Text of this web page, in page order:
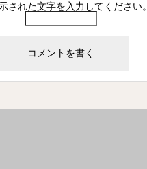
された文字を入力してください。